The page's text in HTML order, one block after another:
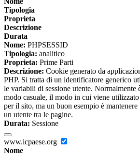
Tipologia
Proprieta
Descrizione
Durata
Nome: PHPSESSID
Tipologia: analitico
Proprieta: Prime Parti
Descrizione: Cookie generato da
PHP. Si tratta di un identificatore generico
le variabili di sessione utente. Normalmente
modo casuale, il modo in cui viene
per il sito, ma un buon esempio è mantenere
un utente tra le pagine.
Durata: Sessione
www.icpaese.org
Nome